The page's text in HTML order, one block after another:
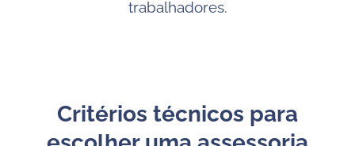
trabalhadores.
Critérios técnicos para